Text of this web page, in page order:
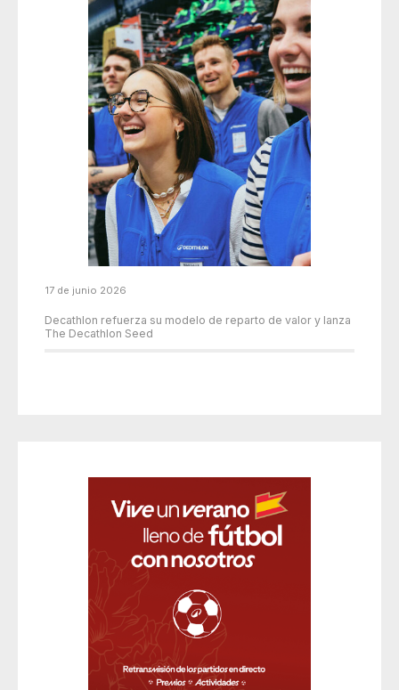
17 de junio 2026
Decathlon refuerza su modelo de reparto de valor y lanza
The Decathlon Seed